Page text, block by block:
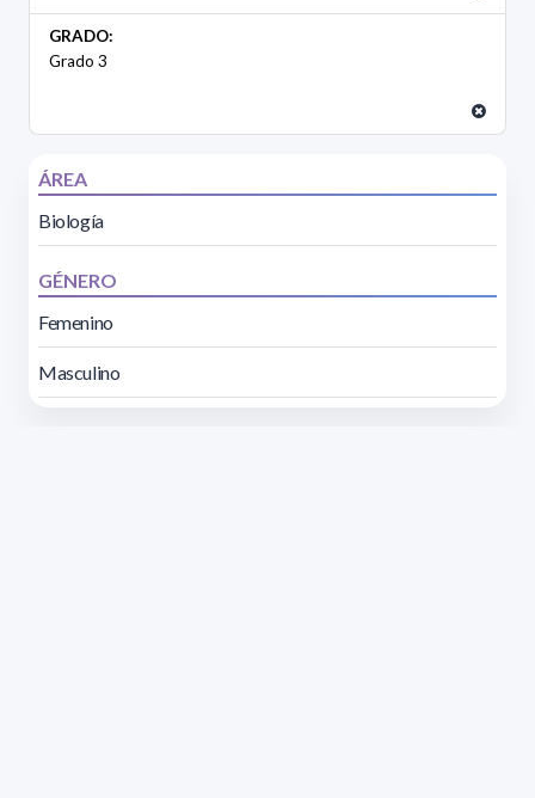
GRADO:
Grado 3
ÁREA
Biología
GÉNERO
Femenino
Masculino